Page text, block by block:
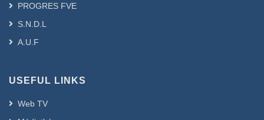
PROGRES FVE
S.N.D.L
A.U.F
USEFUL LINKS
Web TV